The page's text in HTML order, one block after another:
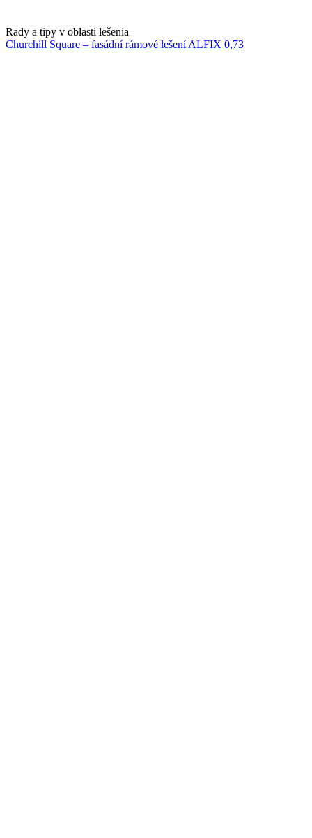
Rady a tipy v oblasti lešenia
Churchill Square – fasádní rámové lešení ALFIX 0,73